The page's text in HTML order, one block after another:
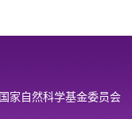
国家自然科学基金委员会